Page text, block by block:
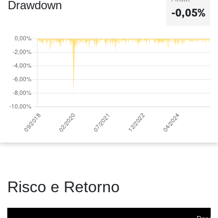
Drawdown
-0,05%
Risco e Retorno